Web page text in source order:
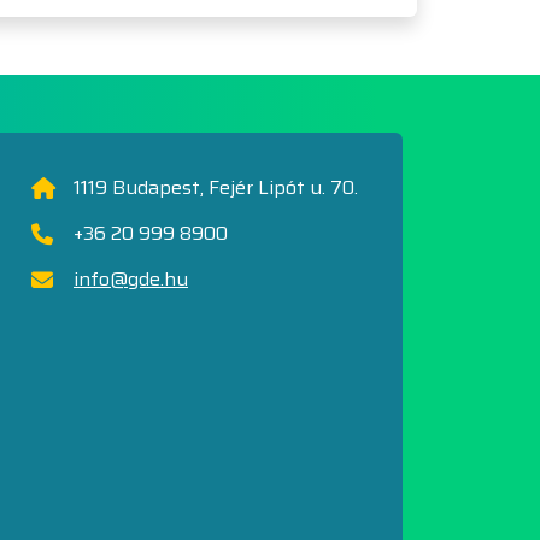
1119 Budapest, Fejér Lipót u. 70.
+36 20 999 8900
info@gde.hu